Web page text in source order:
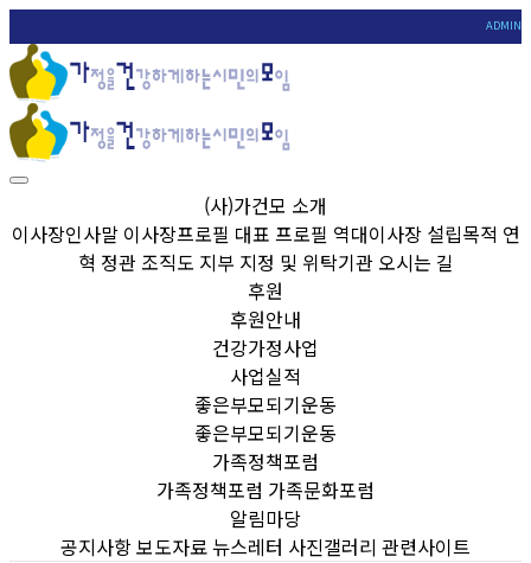
ADMIN
(사)가건모 소개
이사장인사말 이사장프로필 대표 프로필 역대이사장 설립목적 연
혁 정관 조직도 지부 지정 및 위탁기관 오시는 길
후원
후원안내
건강가정사업
사업실적
좋은부모되기운동
좋은부모되기운동
가족정책포럼
가족정책포럼 가족문화포럼
알림마당
공지사항보도자료뉴스레터 사진갤러리 관련사이트